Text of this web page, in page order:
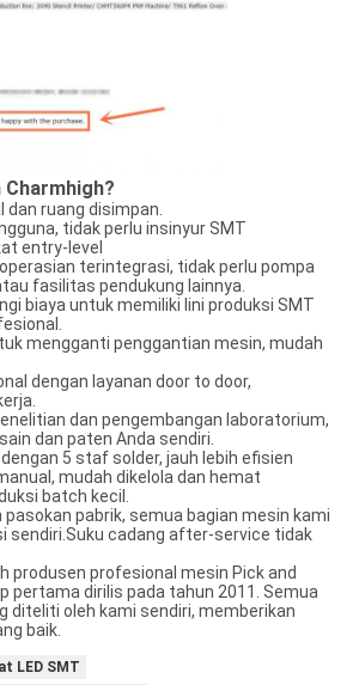
Charmhigh?
dan ruang disimpan.
tidak perlu insinyur SMT
entry-level
terintegrasi, tidak perlu pompa
fasilitas pendukung lainnya.
biaya untuk memiliki lini produksi SMT
mengganti penggantian mesin, mudah
dengan layanan door to door,
dan pengembangan laboratorium,
dan paten Anda sendiri.
5 staf solder, jauh lebih efisien
mudah dikelola dan hemat
batch kecil.
pasokan pabrik, semua bagian mesin kami
sendiri.Suku cadang after-service tidak
produsen profesional mesin Pick and
pertama dirilis pada tahun 2011. Semua
diteliti oleh kami sendiri, memberikan
baik.
LED SMT